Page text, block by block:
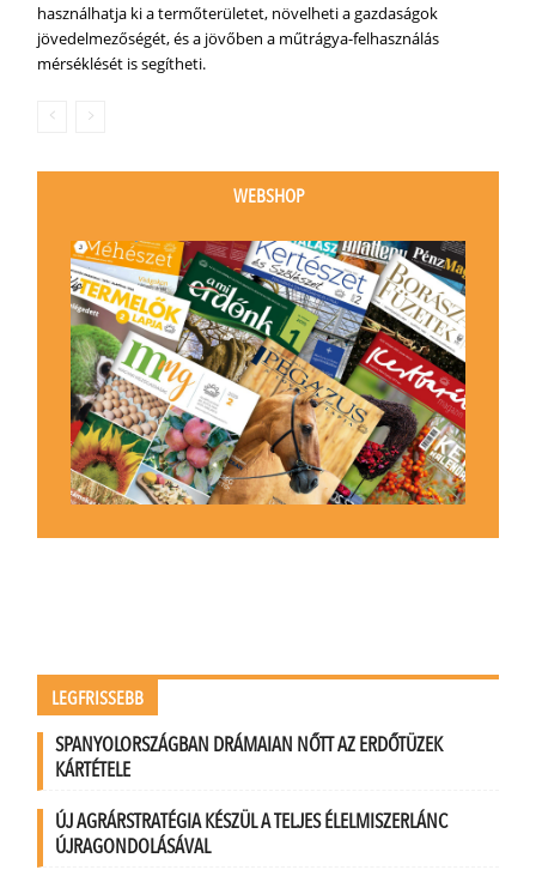
használhatja ki a termőterületet, növelheti a gazdaságok
jövedelmezőségét, és a jövőben a műtrágya-felhasználás
mérséklését is segítheti.
WEBSHOP
LEGFRISSEBB
SPANYOLORSZÁGBAN DRÁMAIAN NŐTT AZ ERDŐTÜZEK
KÁRTÉTELE
ÚJ AGRÁRSTRATÉGIA KÉSZÜL A TELJES ÉLELMISZERLÁNC
ÚJRAGONDOLÁSÁVAL